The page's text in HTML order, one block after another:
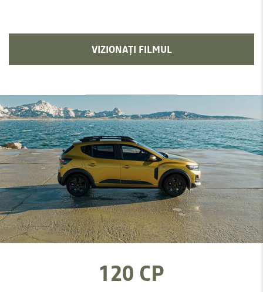
VIZIONAȚI FILMUL
120 CP